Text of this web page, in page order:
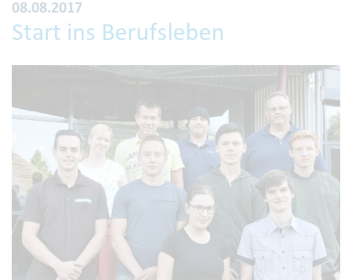
08.08.2017
Start ins Berufsleben